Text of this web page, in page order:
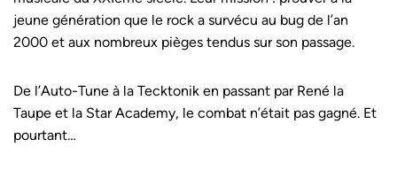
jeune génération que le rock a survécu au bug de l’an
2000 et aux nombreux pièges tendus sur son passage.
De l’Auto-Tune à la Tecktonik en passant par René la
Taupe et la Star Academy, le combat n’était pas gagné. Et
pourtant…